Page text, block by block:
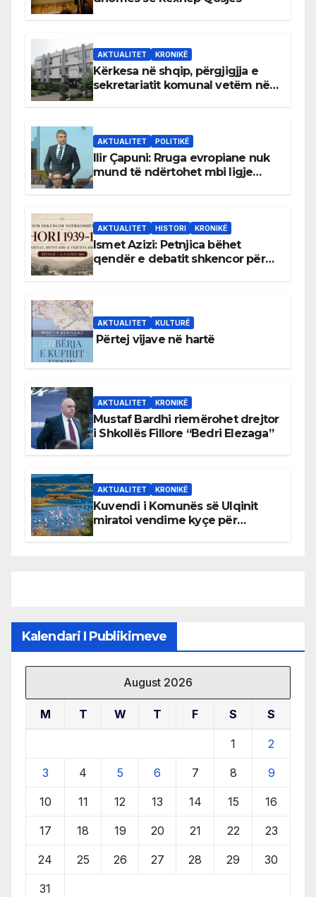
AKTUALITET KRONIKË
Kërkesa në shqip, përgjigjja e
sekretariatit komunal vetëm në
AKTUALITET POLITIKË
Ilir Çapuni: Rruga evropiane nuk
mund të ndërtohet mbi ligje
AKTUALITET HISTORI KRONIKË
Ismet Azizi: Petnjica bëhet
qendër e debatit shkencor për
AKTUALITET KULTURË
Përtej vijave në hartë
AKTUALITET KRONIKË
Mustaf Bardhi riemërohet drejtor
i Shkollës Fillore “Bedri Elezaga”
AKTUALITET KRONIKË
Kuvendi i Komunës së Ulqinit
miratoi vendime kyçe për
Kalendari I Publikimeve
August 2026
M T W T F S S
1 2
3 4 5 6 7 8 9
10 11 12 13 14 15 16
17 18 19 20 21 22 23
24 25 26 27 28 29 30
31